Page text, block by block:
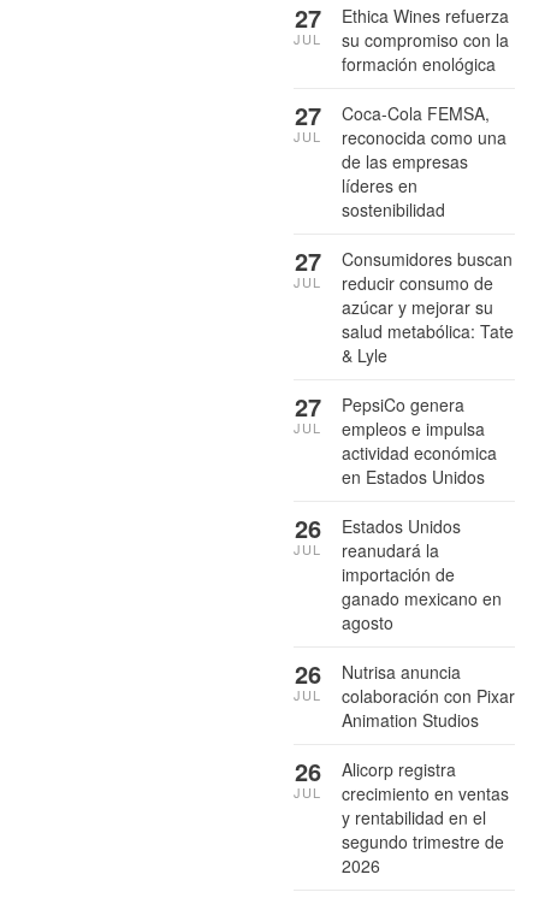
Ethica Wines refuerza
su compromiso con la
formación enológica
27
JUL
Coca-Cola FEMSA,
reconocida como una
de las empresas
líderes en
sostenibilidad
27
JUL
Consumidores buscan
reducir consumo de
azúcar y mejorar su
salud metabólica: Tate
& Lyle
27
JUL
PepsiCo genera
empleos e impulsa
actividad económica
en Estados Unidos
27
JUL
Estados Unidos
reanudará la
importación de
ganado mexicano en
agosto
26
JUL
Nutrisa anuncia
colaboración con Pixar
Animation Studios
26
JUL
Alicorp registra
crecimiento en ventas
y rentabilidad en el
segundo trimestre de
2026
26
JUL